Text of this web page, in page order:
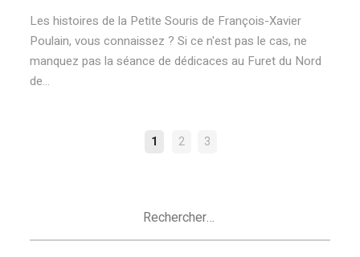
Les histoires de la Petite Souris de François-Xavier
Poulain, vous connaissez ? Si ce n'est pas le cas, ne
manquez pas la séance de dédicaces au Furet du Nord
de...
1 2 3